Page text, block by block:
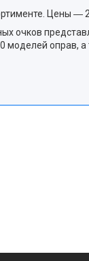
Цены ―
очков
моделей оправ,